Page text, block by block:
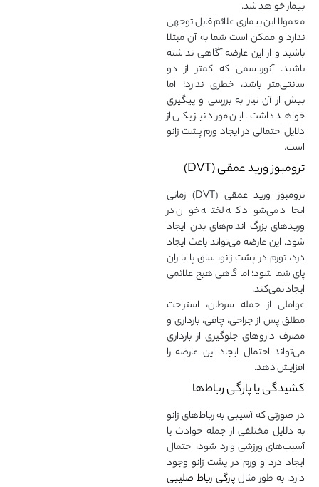
بیمار خواهد شد.
معمولا این بیماری علائم قابل توجهی
ندارد و ممکن است شما به آن مبتلا
باشید و از این عارضه آگاهی نداشته
باشید. آنوریسمی که کمتر از دو
سانتی‌متر باشد، خطری ندارد؛ اما
بیش از آن نیاز به بررسی و پیگیری
خواهد داشت. این مورد نیز یکی از
دلایل احتمالی در ایجاد ورم پشت زانو
است.
ترومبوز ورید عمقی (DVT)
ترومبوز ورید عمقی (DVT) زمانی
ایجاد می‌شود که لخته خون در
وریدهای بزرگ اندام‌های بدن ایجاد
شود. این عارضه می‌تواند باعث ایجاد
درد، تورم در پشت زانو، ساق پا یا ران
پای شما شود؛ اما گاهی هیچ علائمی
ایجاد نمی‌کند.
عواملی از جمله سرطان، استراحت
مطلق پس از جراحی، چاقی، بارداری و
مصرف داروهای جلوگیری از بارداری
می‌تواند احتمال ایجاد این عارضه را
افزایش دهد.
کشیدگی یا پارگی رباط‌ها
در صورتی که آسیبی به رباط‌های زانو
به دلایل مختلفی از جمله حوادث یا
آسیب‌های ورزشی وارد شود، احتمال
ایجاد درد و ورم در پشت زانو وجود
دارد. به طور مثالپارگی رباط صلیبی